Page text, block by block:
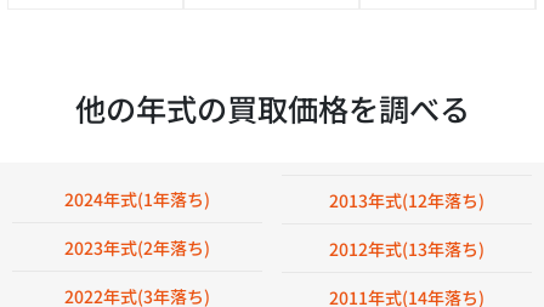
他の年式の買取価格を調べる
2024年式(1年落ち)
2023年式(2年落ち)
2022年式(3年落ち)
2013年式(12年落ち)
2012年式(13年落ち)
2011年式(14年落ち)